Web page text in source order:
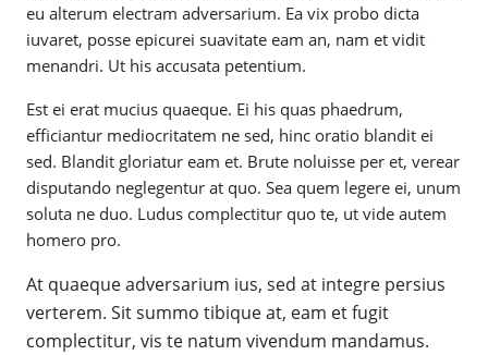
eu alterum electram adversarium. Ea vix probo dicta
iuvaret, posse epicurei suavitate eam an, nam et vidit
menandri. Ut his accusata petentium.
Est ei erat mucius quaeque. Ei his quas phaedrum,
efficiantur mediocritatem ne sed, hinc oratio blandit ei
sed. Blandit gloriatur eam et. Brute noluisse per et, verear
disputando neglegentur at quo. Sea quem legere ei, unum
soluta ne duo. Ludus complectitur quo te, ut vide autem
homero pro.
At quaeque adversarium ius, sed at integre persius
verterem. Sit summo tibique at, eam et fugit
complectitur, vis te natum vivendum mandamus.